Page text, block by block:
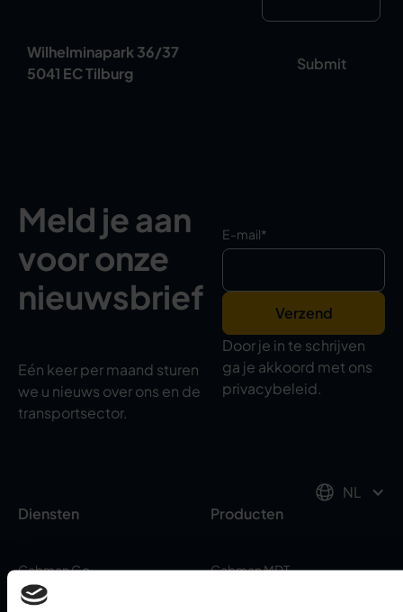
Wilhelminapark 36/37
5041 EC Tilburg
Meld je aan
voor onze
nieuwsbrief
Eén keer per maand sturen
we u nieuws over ons en de
transportsector.
E-mail*
Door je in te schrijven
ga je akkoord met ons
privacybeleid.
NL
Diensten
Cabman Go
Cabman Fleet
Producten
Cabman MDT